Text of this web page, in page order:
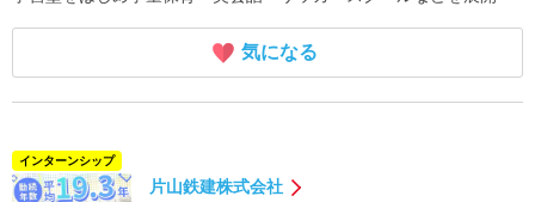
気になる
インターンシップ
片山鉄建株式会社